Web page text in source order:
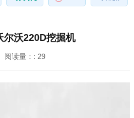
尔沃220D挖掘机
阅读量：: 29